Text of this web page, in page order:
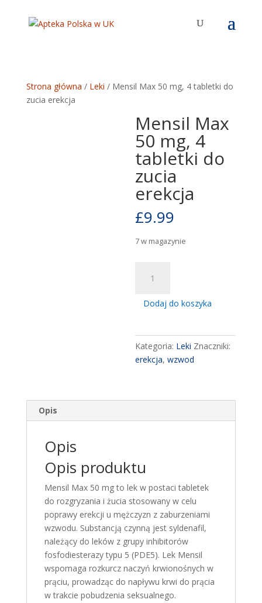
Strona główna / Leki / Mensil Max 50 mg, 4 tabletki do
zucia erekcja
Mensil Max
50 mg, 4
tabletki do
zucia
erekcja
£9.99
7 w magazynie
Mensil
50
4
tabletki
do
Dodaj do koszyka
Kategoria: Leki Znaczniki:
erekcja,wzwod
Opis
Opis
Opis produktu
Mensil Max 50 mg to lek w postaci tabletek
do rozgryzania i żucia stosowany w celu
poprawy erekcji u mężczyzn z zaburzeniami
wzwodu. Substancją czynną jest syldenafil,
należący do leków z grupy inhibitorów
fosfodiesterazy typu 5 (PDE5). Lek Mensil
wspomaga rozkurcz naczyń krwionośnych w
prąciu, prowadząc do napływu krwi do prącia
w trakcie pobudzenia seksualnego.